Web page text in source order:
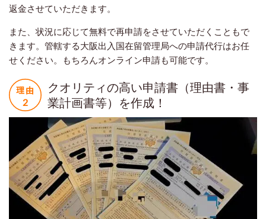
返金させていただきます。
また、状況に応じて無料で再申請をさせていただくこともで
きます。管轄する大阪出入国在留管理局への申請代行はお任
せください。もちろんオンライン申請も可能です。
クオリティの高い申請書（理由書・事
業計画書等）を作成！